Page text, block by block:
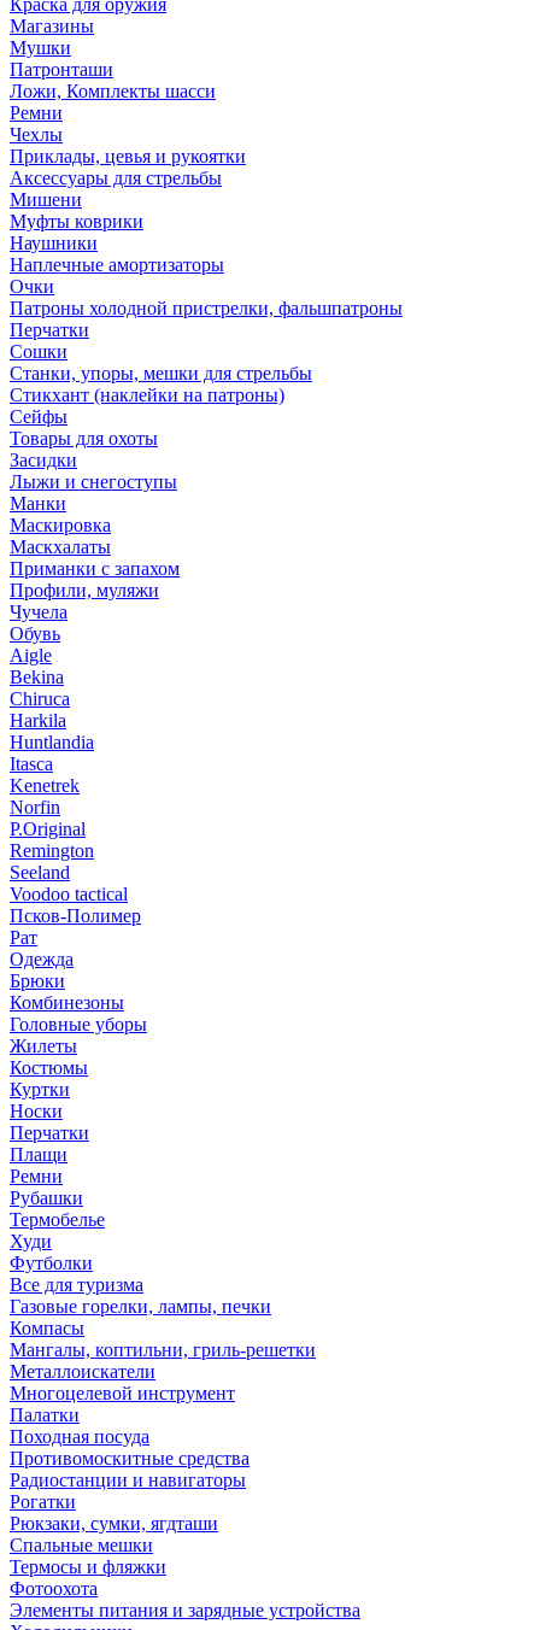
Краска для оружия
Магазины
Мушки
Патронташи
Ложи, Комплекты шасси
Ремни
Чехлы
Приклады, цевья и рукоятки
Аксессуары для стрельбы
Мишени
Муфты коврики
Наушники
Наплечные амортизаторы
Очки
Патроны холодной пристрелки, фальшпатроны
Перчатки
Сошки
Станки, упоры, мешки для стрельбы
Стикхант (наклейки на патроны)
Сейфы
Товары для охоты
Засидки
Лыжи и снегоступы
Манки
Маскировка
Маскхалаты
Приманки с запахом
Профили, муляжи
Чучела
Обувь
Aigle
Bekina
Chiruсa
Harkila
Huntlandia
Itasca
Kenetrek
Norfin
P.Original
Remington
Seeland
Voodoo tactical
Псков-Полимер
Рат
Одежда
Брюки
Комбинезоны
Головные уборы
Жилеты
Костюмы
Куртки
Носки
Перчатки
Плащи
Ремни
Рубашки
Термобелье
Худи
Футболки
Все для туризма
Газовые горелки, лампы, печки
Компасы
Мангалы, коптильни, гриль-решетки
Металлоискатели
Многоцелевой инструмент
Палатки
Походная посуда
Противомоскитные средства
Радиостанции и навигаторы
Рогатки
Рюкзаки, сумки, ягдташи
Спальные мешки
Термосы и фляжки
Фотоохота
Элементы питания и зарядные устройства